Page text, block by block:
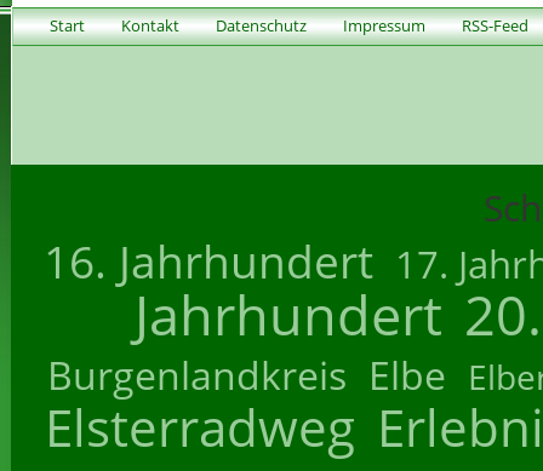
Start Kontakt Datenschutz Impressum RSS-Feed
16. Jahrhundert 17.
Jahrhundert
Burgenlandkreis Elbe
Elsterradweg